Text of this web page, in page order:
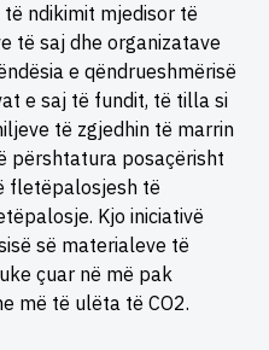
ndikimit mjedisor të
të saj dhe organizatave
e qëndrueshmërisë
e saj të fundit, të tilla si
të zgjedhin të marrin
përshtatura posaçërisht
fletëpalosjesh të
Kjo iniciativë
së materialeve të
çuar në më pak
më të ulëta të CO2.